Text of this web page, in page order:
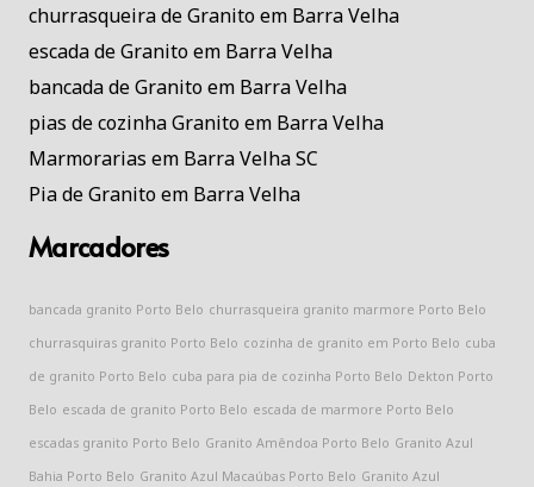
churrasqueira de Granito em Barra Velha
escada de Granito em Barra Velha
bancada de Granito em Barra Velha
pias de cozinha Granito em Barra Velha
Marmorarias em Barra Velha SC
Pia de Granito em Barra Velha
Marcadores
bancada granito Porto Belo churrasqueira granito marmore Porto Belo
churrasquiras granito Porto Belo cozinha de granito em Porto Belo cuba
de granito Porto Belo cuba para pia de cozinha Porto Belo Dekton Porto
Belo escada de granito Porto Belo escada de marmore Porto Belo
escadas granito Porto Belo Granito Amêndoa Porto Belo Granito Azul
Bahia Porto Belo Granito Azul Macaúbas Porto Belo Granito Azul